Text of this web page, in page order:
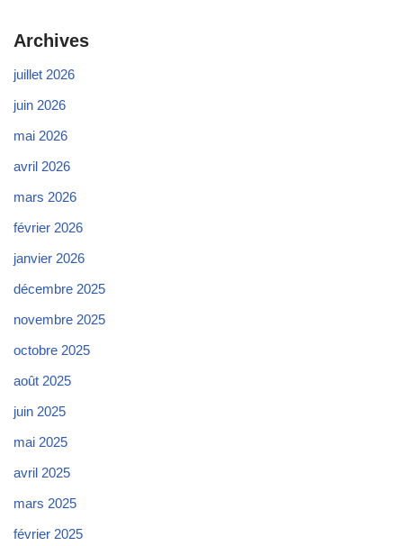
Archives
juillet 2026
juin 2026
mai 2026
avril 2026
mars 2026
février 2026
janvier 2026
décembre 2025
novembre 2025
octobre 2025
août 2025
juin 2025
mai 2025
avril 2025
mars 2025
février 2025